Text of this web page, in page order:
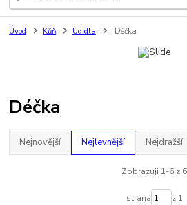
Úvod Kůň Udidla Déčka
Déčka
Nejnovější Nejlevnější Nejdražší
Zobrazuji 1-6 z 6
strana z 1